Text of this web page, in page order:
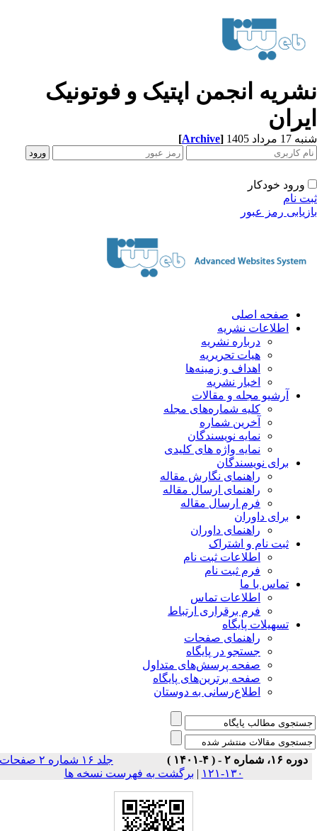
انجمن اپتیک و فوتونیک
مرداد 1405 [Archive]
ورود خودکار
نام
رمز عبور
صفحه اصلی
اطلاعات نشریه
درباره نشریه
هیات تحریریه
اهداف و زمینه‌ها
اخبار نشریه
آرشیو مجله و مقالات
کلیه شماره‌های مجله
آخرین شماره
نمایه نویسندگان
نمایه واژه های کلیدی
برای نویسندگان
راهنمای نگارش مقاله
راهنمای ارسال مقاله
فرم ارسال مقاله
برای داوران
راهنمای داوران
ثبت نام و اشتراک
اطلاعات ثبت نام
فرم ثبت نام
تماس با ما
اطلاعات تماس
فرم برقراری ارتباط
تسهیلات پایگاه
راهنمای صفحات
جستجو در پایگاه
صفحه پرسش‌های متداول
صفحه برترین‌های پایگاه
اطلاع‌رسانی به دوستان
دوره ۱۶، شماره ۲ - ( ۴-۱۴۰۱ )
جلد ۱۶ شماره ۲ صفحات
۱۳۰-۱۲۱
| برگشت به فهرست نسخه ها